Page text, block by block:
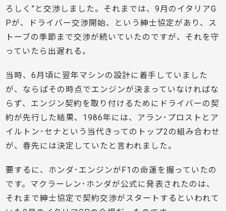
ろしく”と交渉しました。それまでは、9月のイタリアG
Pが、ドライバー交渉開始、という紳士協定があり、ス
トーブの季節まで交渉が続いていたのですが、それを守
っていたら出遅れる。
当時、6月頃に翌年マシンの設計に着手していました
が、ならばその時点でエンジンが決まっていなければな
らず、エンジン契約を取り付けるためにドライバーの契
約が先行した結果、1986年には、アラン･プロストとア
イルトン･セナという当代きってのトップ2の組み合わせ
が、春先には決定していたと言われました。
要するに、ホンダ･エンジンがF1の命運を握っていたの
です。マクラーレン･ホンダが公式に発表されたのは、
それまで紳士協定で契約交渉がスタートするといわれて